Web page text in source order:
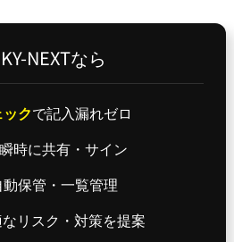
KY-NEXTなら
クで記入漏れゼロ
時に共有・サイン
動保管・一覧管理
リスク・対策を提案